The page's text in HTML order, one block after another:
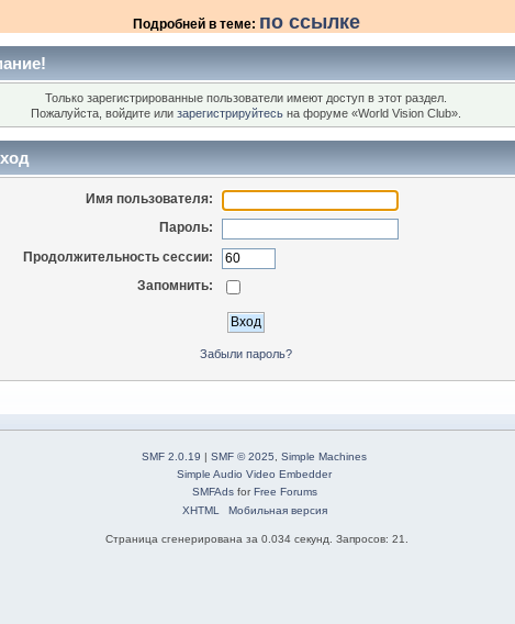
Подробней в теме: по ссылке
Только зарегистрированные пользователи имеют доступ в этот раздел.
Пожалуйста, войдите или зарегистрируйтесь на форуме «World Vision Club».
Имя пользователя:
Пароль:
Продолжительность сессии:
Запомнить:
Забыли пароль?
SMF 2.0.19 | SMF © 2025
Simple Machines
Simple Audio Video Embedder
SMFAdsforFree Forums
XHTML
Мобильная версия
Страница сгенерирована за 0.034 секунд. Запросов: 21.